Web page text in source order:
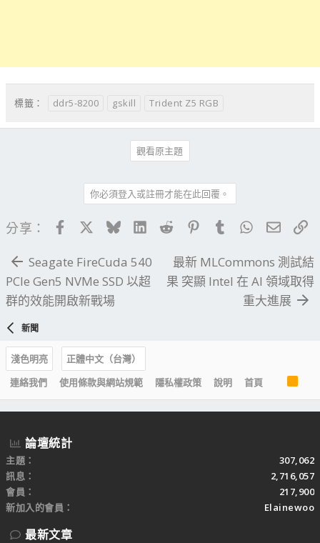
標籤： ddr5-8200 gskill Trident Z5 RGB
觀看原主題
你必須登入或註冊才能在此回覆。
分享： FacebookBlueskyLinkedIn
Reddit PinterestTumblrWhatsApp
電子
Seagate FireCuda 540
PCIe Gen5 NVMe SSD 以超
群的效能開啟新戰場
最新 MLCommons 測試結
果 突顯 Intel 在 AI 領域取得
重大進展
新聞
淺色明亮
正體中文（台灣）
連絡我們
使用條款與網站規範 隱私權政策 說明 首頁
R
S
S
論壇統計
主題
307,062
訊息
2,716,057
會員
217,900
新加入的會員
Elainewoo
最新文章